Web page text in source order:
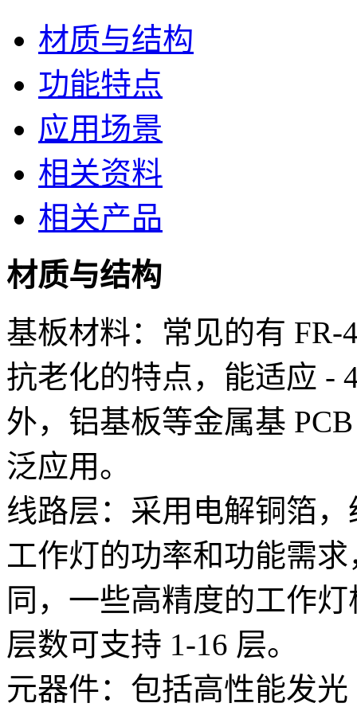
材质与结构
功能特点
应用场景
相关资料
相关产品
材质与结构
基板材料：常见的有
抗老化的特点，能适应
外，铝基板等金属基
泛应用。
线路层：采用电解铜箔
工作灯的功率和功能需
同，一些高精度的工作
层数可支持 1-16 层。
元器件：包括高性能发